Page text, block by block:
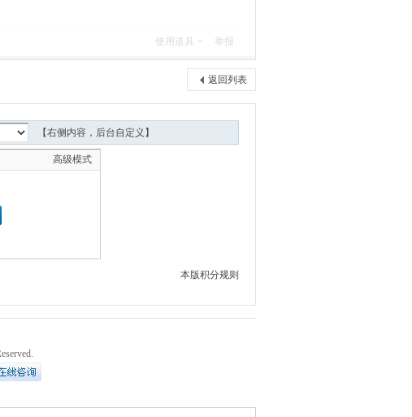
使用道具 举报
返回列表
【右侧内容，后台自定义】
高级模式
本版积分规则